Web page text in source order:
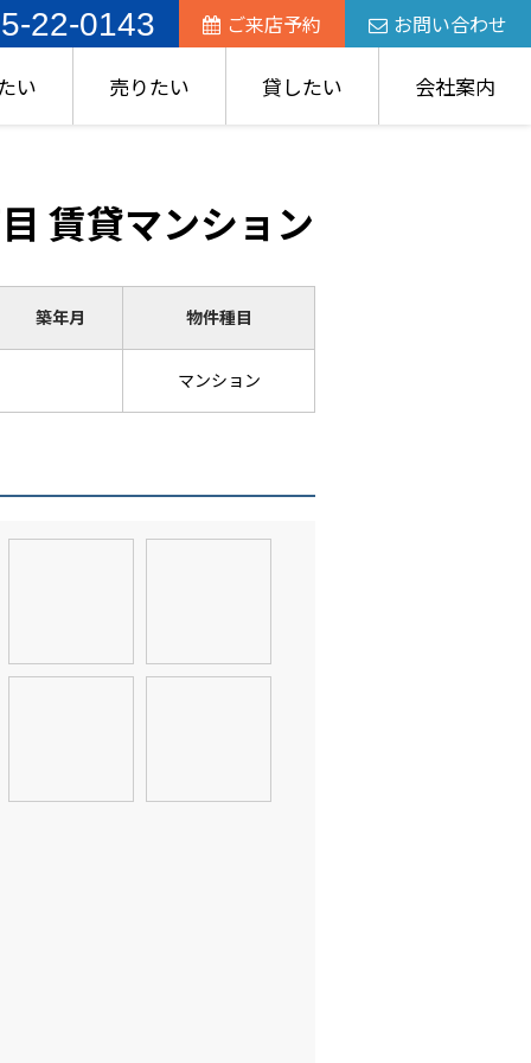
22-0143 ご来店予約 お問い合わせ
い 売りたい 貸したい 会社案内
賃貸マンション
築年月 物件種目
マンション